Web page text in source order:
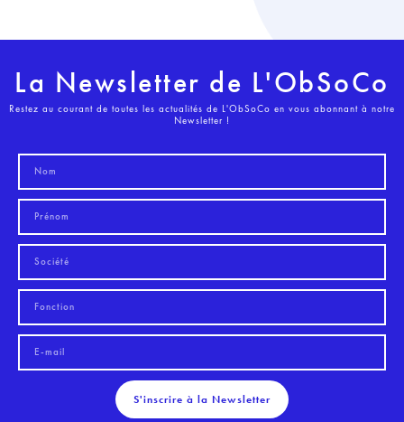
La Newsletter de L'ObSoCo
Restez au courant de toutes les actualités de L'ObSoCo en vous abonnant à notre
Newsletter !
S'inscrire à la Newsletter